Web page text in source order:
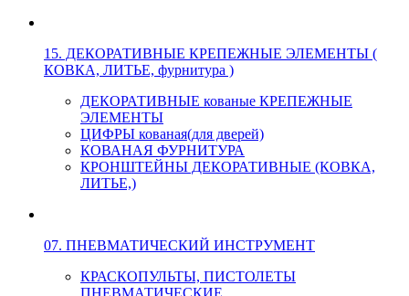
15. ДЕКОРАТИВНЫЕ КРЕПЕЖНЫЕ ЭЛЕМЕНТЫ (
КОВКА, ЛИТЬЕ, фурнитура )
ДЕКОРАТИВНЫЕ кованые КРЕПЕЖНЫЕ
ЭЛЕМЕНТЫ
ЦИФРЫ кованая(для дверей)
КОВАНАЯ ФУРНИТУРА
КРОНШТЕЙНЫ ДЕКОРАТИВНЫЕ (КОВКА,
ЛИТЬЕ,)
07. ПНЕВМАТИЧЕСКИЙ ИНСТРУМЕНТ
КРАСКОПУЛЬТЫ, ПИСТОЛЕТЫ
ПНЕВМАТИЧЕСКИЕ